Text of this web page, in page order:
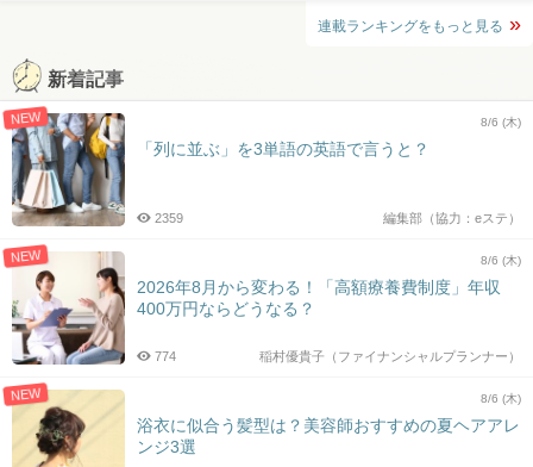
連載ランキングをもっと見る
新着記事
NEW 8/6 (木)
「列に並ぶ」を3単語の英語で言うと？
編集部（協力：eステ）
2359
NEW 8/6 (木)
2026年8月から変わる！「高額療養費制度」年収
400万円ならどうなる？
稲村優貴子（ファイナンシャルプランナー）
774
NEW 8/6 (木)
浴衣に似合う髪型は？美容師おすすめの夏ヘアアレ
ンジ3選